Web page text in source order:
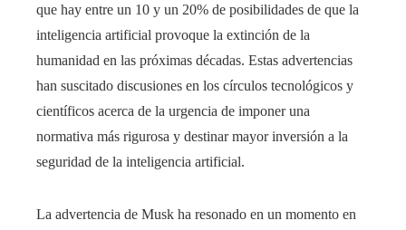
que hay entre un 10 y un 20% de posibilidades de que la
inteligencia artificial provoque la extinción de la
humanidad en las próximas décadas. Estas advertencias
han suscitado discusiones en los círculos tecnológicos y
científicos acerca de la urgencia de imponer una
normativa más rigurosa y destinar mayor inversión a la
seguridad de la inteligencia artificial.
La advertencia de Musk ha resonado en un momento en